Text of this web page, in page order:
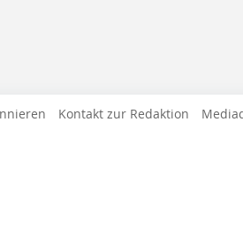
Kontakt zur Redaktion